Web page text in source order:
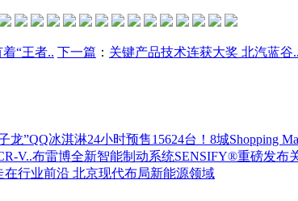
“王者.. 下一篇 ： 关键产品技术连获大奖 北汽蓝谷..
龙”QQ冰淇淋24小时预售15624台！8城Shopping
V..布雷博全新智能制动系统SENSIFY®重磅发布
在行业前沿 北京现代布局新能源领域